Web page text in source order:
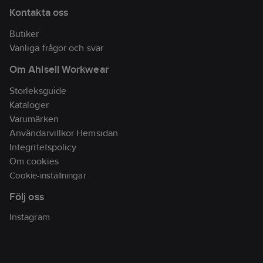
vid 30 grader.
Lev.
artikelnr:
351462-99-6
Ean
7332413652358
Materialklass TP7510
Kontakta oss
Butiker
Vanliga frågor och svar
Om Ahlsell Workwear
Storleksguide
Kataloger
Varumärken
Användarvillkor Hemsidan
Integritetspolicy
Om cookies
Cookie-inställningar
Följ oss
Instagram